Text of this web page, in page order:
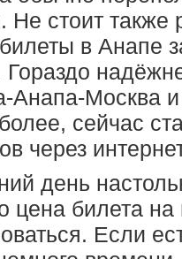
стоит также
в Анапе
Анапа-Москва и
сейчас
через
день
цена билета
Если